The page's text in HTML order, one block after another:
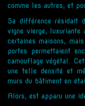
comme les autres, et
Sa différence résidait
vigne vierge,
certaines maisons,
portes permettaient
camouflage végétal.
une telle densité et
murs du bâtiment en
Alors, est apparu une